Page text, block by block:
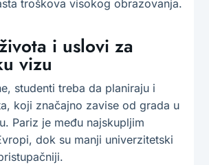
troškova visokog obrazovanja.
i uslovi za
vizu
studenti treba da planiraju i
koji značajno zavise od grada u
Pariz je među najskupljim
dok su manji univerzitetski